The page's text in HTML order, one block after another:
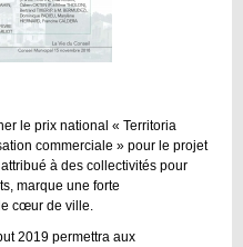
le prix national « Territoria
commerciale » pour le projet
à des collectivités pour
marque une forte
cœur de ville.
2019 permettra aux